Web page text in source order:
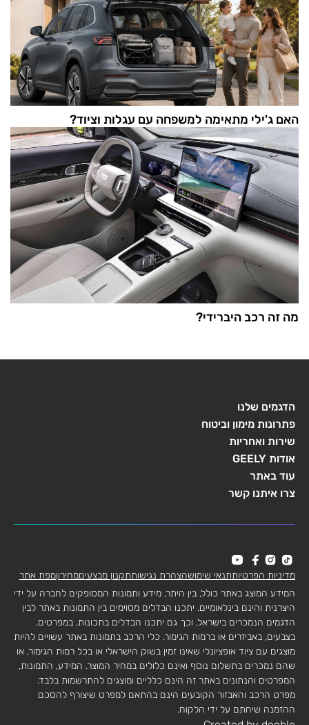
האם ג'ילי מתאימה למשפחה עם עגלות וציוד?
מה זה רכב היברידי?
הדגמים שלנו
פתרונות מימון וביטוח
שירות ואחריות
אודות GEELY
עוד באתר
צרו איתנו קשר
מדיניות הפרטיותתנאי שימושהצהרת נגישותתקנון מבצעיםמחירוןמפת אתר
המידע המוצג באתר כולל, בין היתר, מידע ותמונות המסופקים לחברה על ידי
היצרנית והינם בינלאומיים. יתכנו הבדלים מסוימים בין התמונות באתר לבין
הדגמים הנמכרים בישראל, וכך גם יתכנו הבדלים בתכונות, במפרטים,
בצבעים, באביזרים או ברמות הגימור. כלי הרכב בתמונות באתר עשויים להיות
מוצגים עם ציוד אופציונלי שאינו זמין בשוק הישראלי או בכל רמות הגימור, או
שהם נמכרים בתשלום נוסף ואינם כלולים במחיר המוצר. המידע, התמונות,
המפרטים והנתונים באתר זה הינם כלליים ומוצגים להתרשמות בלבד.
מפרט הרכב והאבזור הקובעים הינם בהתאם למפרט שיצורף להסכם
ההזמנה שיחתם על ידי הלקוח.